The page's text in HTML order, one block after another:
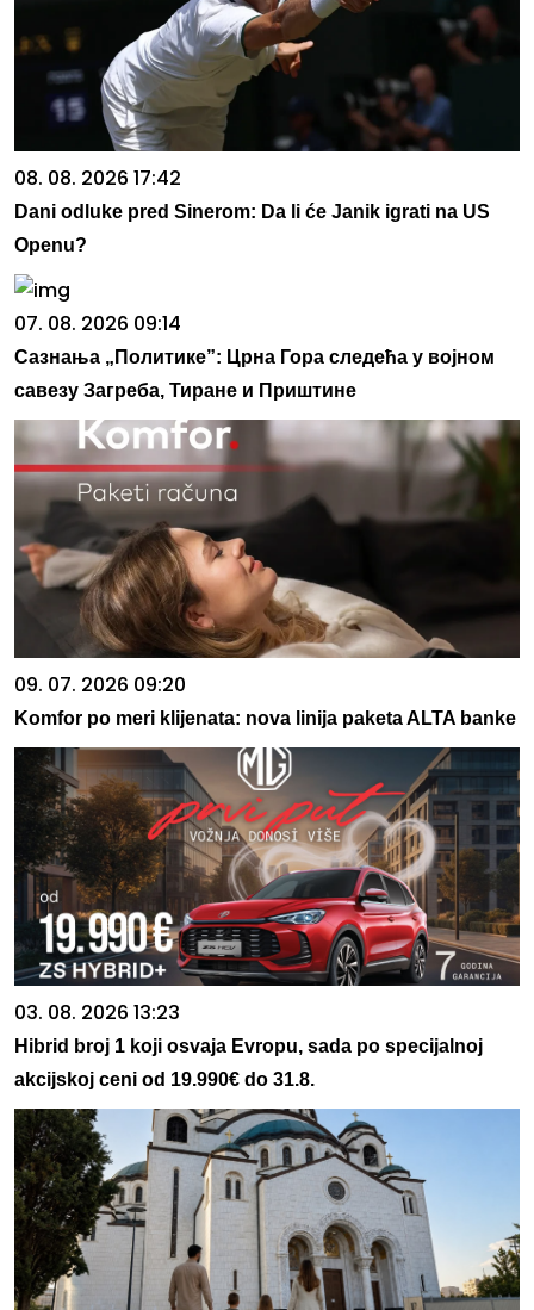
08. 08. 2026 17:42
Dani odluke pred Sinerom: Da li će Janik igrati na US
Openu?
07. 08. 2026 09:14
Сазнања „Политике”: Црна Гора следећа у војном
савезу Загреба, Тиране и Приштине
09. 07. 2026 09:20
Komfor po meri klijenata: nova linija paketa ALTA banke
03. 08. 2026 13:23
Hibrid broj 1 koji osvaja Evropu, sada po specijalnoj
akcijskoj ceni od 19.990€ do 31.8.